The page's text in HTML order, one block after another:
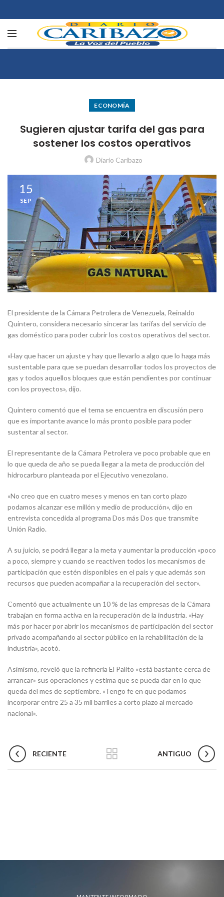
ECONOMÍA
Sugieren ajustar tarifa del gas para
sostener los costos operativos
Diario Caribazo
15
SEP
El presidente de la Cámara Petrolera de Venezuela, Reinaldo
Quintero, considera necesario sincerar las tarifas del servicio de
gas doméstico para poder cubrir los costos operativos del sector.
«Hay que hacer un ajuste y hay que llevarlo a algo que lo haga más
sustentable para que se puedan desarrollar todos los proyectos de
gas y todos aquellos bloques que están pendientes por continuar
con los proyectos», dijo.
Quintero comentó que el tema se encuentra en discusión pero
que es importante avance lo más pronto posible para poder
sustentar al sector.
El representante de la Cámara Petrolera ve poco probable que en
lo que queda de año se pueda llegar a la meta de producción del
hidrocarburo planteada por el Ejecutivo venezolano.
«No creo que en cuatro meses y menos en tan corto plazo
podamos alcanzar ese millón y medio de producción», dijo en
entrevista concedida al programa Dos más Dos que transmite
Unión Radio.
A su juicio, se podrá llegar a la meta y aumentar la producción «poco
a poco, siempre y cuando se reactiven todos los mecanismos de
participación que estén disponibles en el país y que además son
recursos que pueden acompañar a la recuperación del sector».
Comentó que actualmente un 10 % de las empresas de la Cámara
trabajan en forma activa en la recuperación de la industria. «Hay
más por hacer por abrir los mecanismos de participación del sector
privado acompañando al sector público en la rehabilitación de la
industria», acotó.
Asimismo, reveló que la refinería El Palito «está bastante cerca de
arrancar» sus operaciones y estima que se pueda dar en lo que
queda del mes de septiembre. «Tengo fe en que podamos
incorporar entre 25 a 35 mil barriles a corto plazo al mercado
nacional».
RECIENTE ANTIGUO